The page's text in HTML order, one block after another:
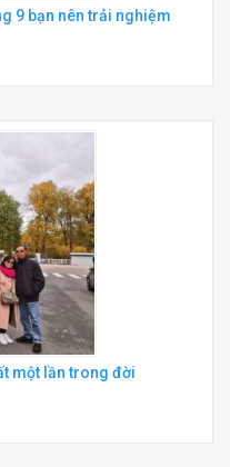
9 bạn nên trải nghiệm
một lần trong đời